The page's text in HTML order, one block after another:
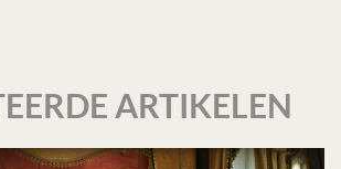
ARTIKELEN